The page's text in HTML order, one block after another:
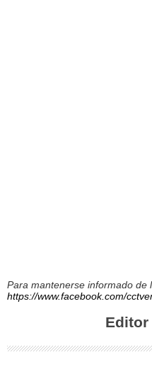
Para mantenerse informado de
https://www.facebook.com/
Editor